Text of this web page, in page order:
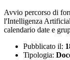
Avvio percorso di
l'Intelligenza
calendario date e
Pubblicato il:
Tipologia: